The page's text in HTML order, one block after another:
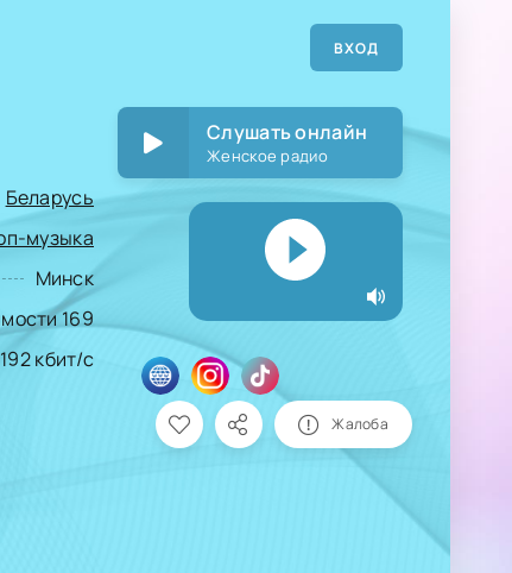
ВХОД
Беларусь
музыка
Минск
169
192 кбит/с
Слушать онлайн
Женское радио
Жалоба